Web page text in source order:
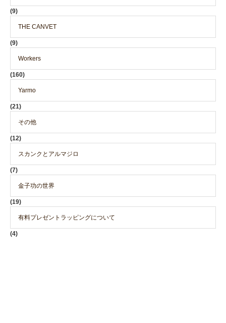
(9)
THE CANVET
(9)
Workers
(160)
Yarmo
(21)
その他
(12)
スカンクとアルマジロ
(7)
金子功の世界
(19)
有料プレゼントラッピングについて
(4)